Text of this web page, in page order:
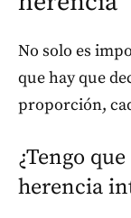
No solo es
que hay que
proporción,
¿Tengo
herencia